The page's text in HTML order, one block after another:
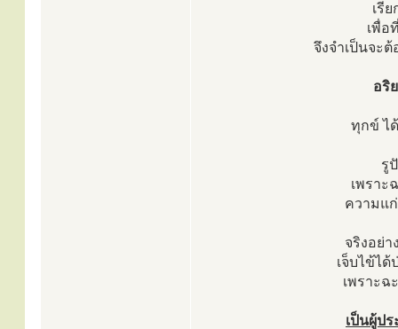
เรี
เพื่อ
จึงจำเป็นจะ
อริ
ทุกข์ ไ
รู
เพราะ
ความแ
จริงอย่
เจ็บไข้ไ
เพราะฉ
เป็นผู้ป